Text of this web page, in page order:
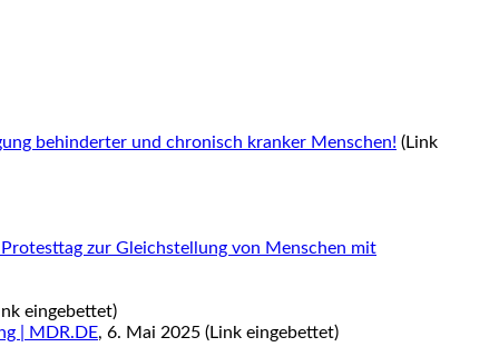
behinderter und chronisch kranker Menschen! (Link
zur Gleichstellung von Menschen mit
eingebettet)
| MDR.DE, 6. Mai 2025 (Link eingebettet)